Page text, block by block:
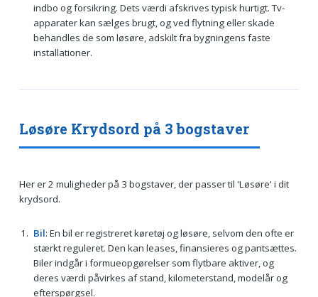
indbo og forsikring. Dets værdi afskrives typisk hurtigt. Tv-
apparater kan sælges brugt, og ved flytning eller skade
behandles de som løsøre, adskilt fra bygningens faste
installationer.
Løsøre Krydsord på 3 bogstaver
Her er 2 muligheder på 3 bogstaver, der passer til 'Løsøre' i dit
krydsord.
Bil: En bil er registreret køretøj og løsøre, selvom den ofte er
stærkt reguleret. Den kan leases, finansieres og pantsættes.
Biler indgår i formueopgørelser som flytbare aktiver, og
deres værdi påvirkes af stand, kilometerstand, modelår og
efterspørgsel.